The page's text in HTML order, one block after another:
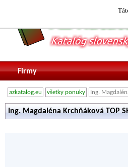
Firmy
azkatalog.eu všetky ponuky Ing.
Ing. Magdaléna Krchňáková TOP